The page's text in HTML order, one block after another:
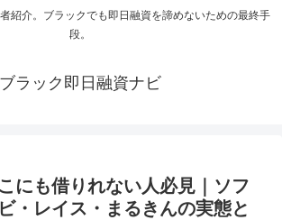
紹介。ブラックでも即日融資を諦めないための最終手
段。
ブラック即日融資ナビ
にも借りれない人必見｜ソフ
・レイス・まるきんの実態と